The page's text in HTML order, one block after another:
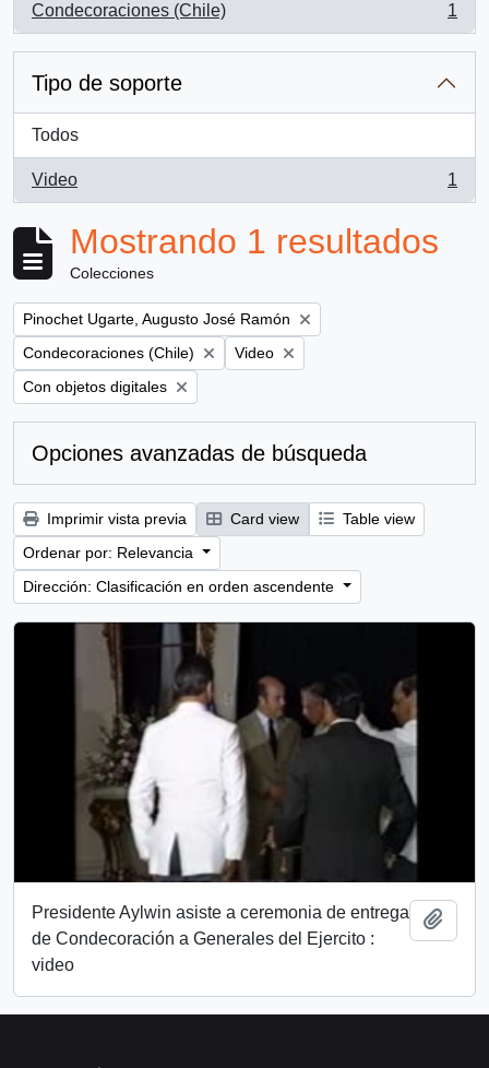
Condecoraciones (Chile)
, 1 resultados
1
Tipo de soporte
Todos
Video
, 1 resultados
1
Mostrando 1 resultados
Colecciones
Remove filter:
Pinochet Ugarte, Augusto José Ramón
Remove filter:
Condecoraciones (Chile) Remove filter:
Video
Remove filter:
Con objetos digitales
Opciones avanzadas de búsqueda
Imprimir vista previa Card view
Table view
Ordenar por: Relevancia
Dirección: Clasificación en orden ascendente
Presidente Aylwin asiste a ceremonia de entrega
de Condecoración a Generales del Ejercito :
video